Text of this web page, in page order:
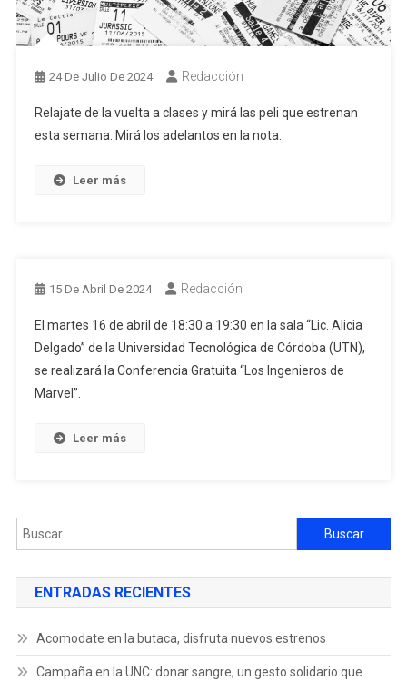
24 De Julio De 2024 Redacción
Relajate de la vuelta a clases y mirá las peli que estrenan
esta semana. Mirá los adelantos en la nota.
Leer más
15 De Abril De 2024 Redacción
El martes 16 de abril de 18:30 a 19:30 en la sala “Lic. Alicia
Delgado” de la Universidad Tecnológica de Córdoba (UTN),
se realizará la Conferencia Gratuita “Los Ingenieros de
Marvel”.
Leer más
ENTRADAS RECIENTES
Acomodate en la butaca, disfruta nuevos estrenos
Campaña en la UNC: donar sangre, un gesto solidario que